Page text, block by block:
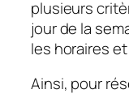
plusieurs
jour de la
les horaires
Ainsi, pour